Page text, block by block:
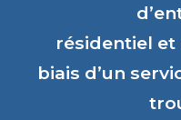
résidentiel
biais d’un